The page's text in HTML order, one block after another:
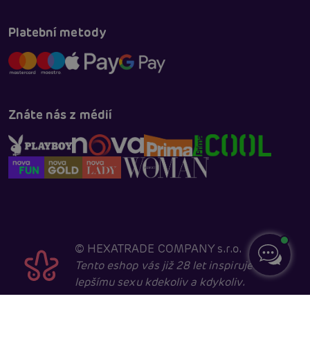
Platební metody
Znáte nás z médií
© HEXATRADE COMPANY s.r.o.
Tento eshop vás již 28 let inspiruje k
lepšímu sexu kdekoliv a kdykoliv.